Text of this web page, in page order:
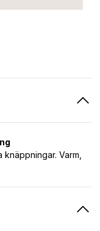
Varm,